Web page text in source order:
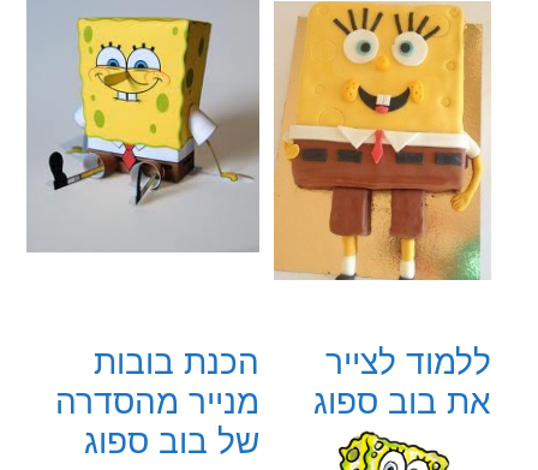
הכנת בובות
מנייר מהסדרה
של בוב ספוג
ללמוד לצייר
את בוב ספוג